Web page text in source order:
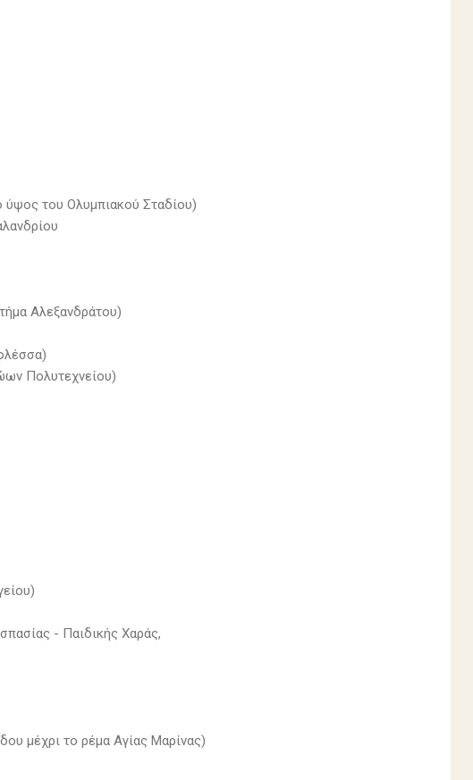
του Ολυμπιακού Σταδίου)
Αλεξανδράτου)
Πολυτεχνείου)
- Παιδικής Χαράς,
μέχρι το ρέμα Αγίας Μαρίνας)